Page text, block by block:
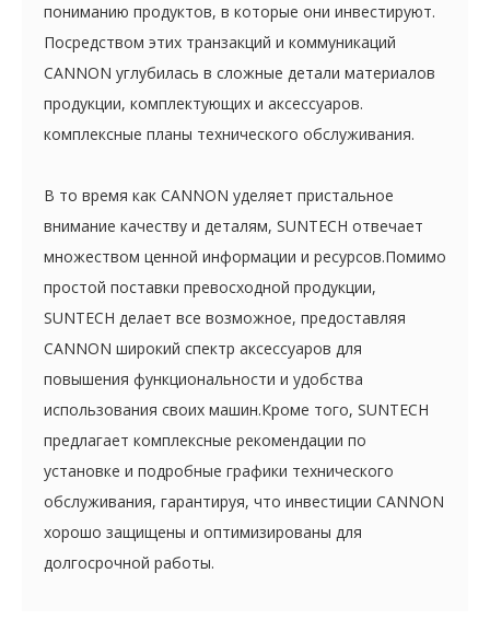
пониманию продуктов, в которые они инвестируют.
Посредством этих транзакций и коммуникаций
CANNON углубилась в сложные детали материалов
продукции, комплектующих и аксессуаров.
комплексные планы технического обслуживания.
В то время как CANNON уделяет пристальное
внимание качеству и деталям, SUNTECH отвечает
множеством ценной информации и ресурсов.Помимо
простой поставки превосходной продукции,
SUNTECH делает все возможное, предоставляя
CANNON широкий спектр аксессуаров для
повышения функциональности и удобства
использования своих машин.Кроме того, SUNTECH
предлагает комплексные рекомендации по
установке и подробные графики технического
обслуживания, гарантируя, что инвестиции CANNON
хорошо защищены и оптимизированы для
долгосрочной работы.